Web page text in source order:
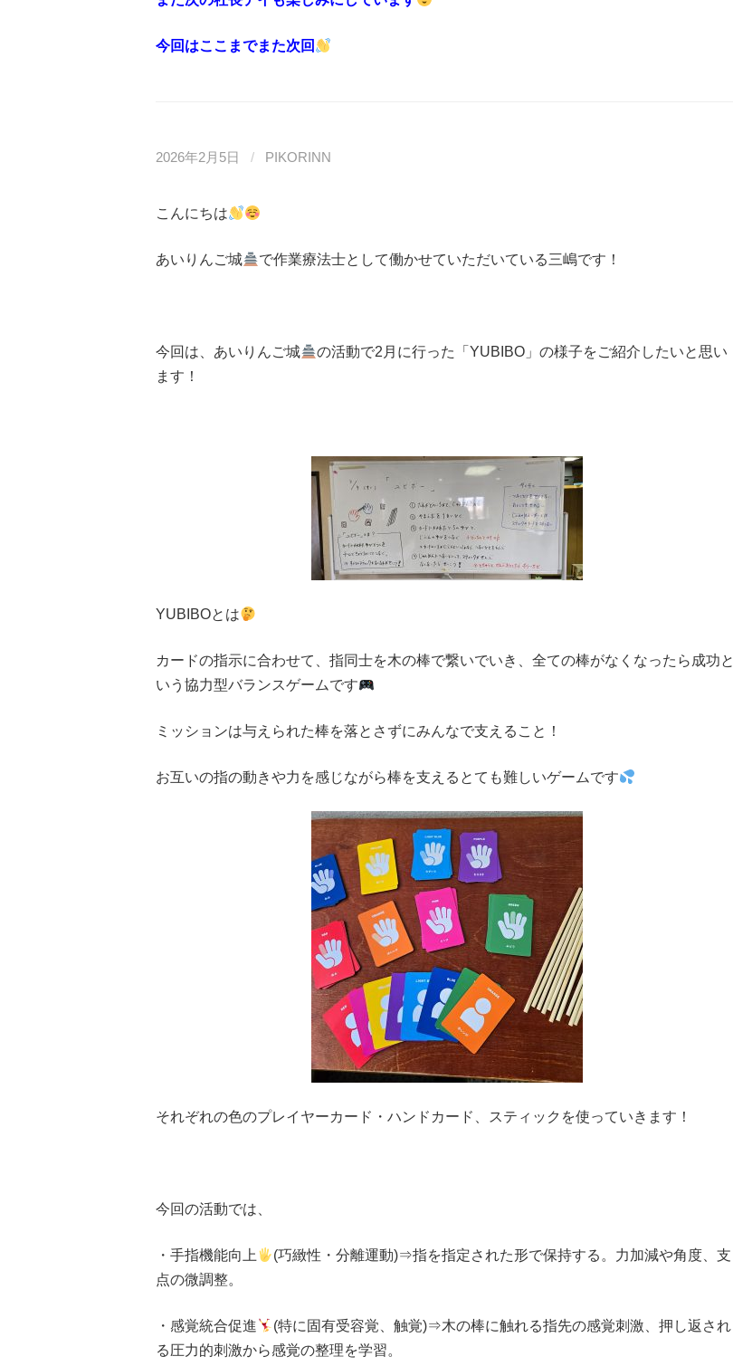
今回はここまでまた次回
2026年2月5日 / PIKORINN
こんにちは
あいりんご城 で作業療法士として働かせていただいている三嶋です！
今回は、あいりんご城
の活動で2月に行った「YUBIBO」の様子をご紹介したいと思い
ます！
YUBIBOとは‎
カードの指示に合わせて、指同士を木の棒で繋いでいき、全ての棒がなくなったら成功と
いう協力型バランスゲームです
ミッションは与えられた棒を落とさずにみんなで支えること！
お互いの指の動きや力を感じながら棒を支えるとても難しいゲームです
それぞれの色のプレイヤーカード・ハンドカード、スティックを使っていきます！
今回の活動では、
・手指機能向上
(巧緻性・分離運動)⇒指を指定された形で保持する。力加減や角度、支
点の微調整。
・感覚統合促進
(特に固有受容覚、触覚)⇒木の棒に触れる指先の感覚刺激、押し返され
る圧力的刺激から感覚の整理を学習。